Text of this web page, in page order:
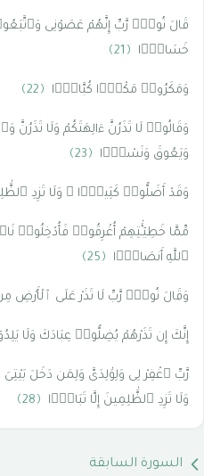
قَالَ نُوحٌۭ رَّبِّ إِنَّهُمْ عَصَوْنِى
خَسَارًۭا
﴿21﴾
وَمَكَرُوا۟ مَكْرًۭا كُبَّارًۭا ﴿22﴾
وَقَالُوا۟ لَا تَذَرُنَّ ءَالِهَتَكُمْ وَلَا
وَيَعُوقَ وَنَسْرًۭا
﴿23﴾
وَقَدْ أَضَلُّوا۟ كَثِيرًۭا ۖ وَلَا تَزِدِ
مِّمَّا خَطِيٓـَٰٔتِهِمْ أُغْرِقُوا۟ فَأُدْخِلُوا۟
ٱللَّهِ أَنصَارًۭا
﴿25﴾
وَقَالَ نُوحٌۭ رَّبِّ لَا تَذَرْ عَلَى ٱلْأَرْضِ مِنَ
إِنَّكَ إِن تَذَرْهُمْ يُضِلُّوا۟ عِبَادَكَ وَلَا
رَّبِّ ٱغْفِرْ لِى وَلِوَٰلِدَىَّ وَلِمَن دَخَلَ
وَلَا تَزِدِ ٱلظَّٰلِمِينَ إِلَّا تَبَارًۢا
﴿28﴾
السورة السابقة